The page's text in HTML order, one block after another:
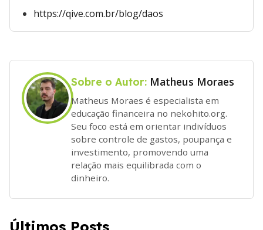
https://qive.com.br/blog/daos
Sobre o Autor: Matheus Moraes
Matheus Moraes é especialista em
educação financeira no nekohito.org.
Seu foco está em orientar indivíduos
sobre controle de gastos, poupança e
investimento, promovendo uma
relação mais equilibrada com o
dinheiro.
Últimos Posts